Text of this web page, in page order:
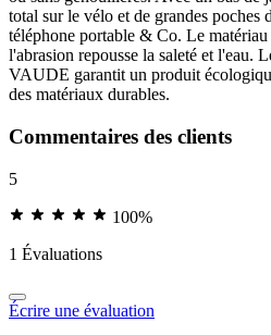
total sur le vélo et de grandes poches
téléphone portable & Co. Le matériau
l'abrasion repousse la saleté et l'eau.
VAUDE garantit un produit
des matériaux durables.
Commentaires des clients
5
100%
1 Évaluations
Écrire une évaluation